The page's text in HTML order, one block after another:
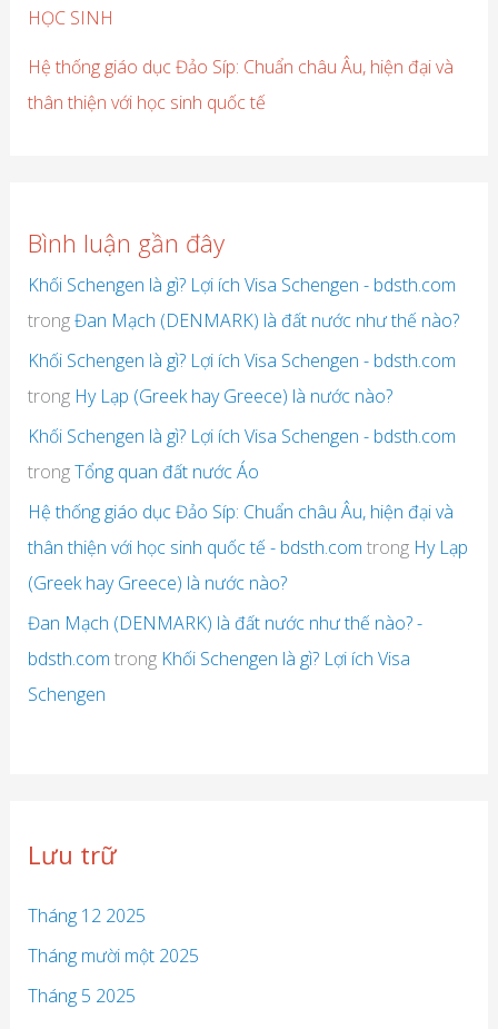
HỌC SINH
Hệ thống giáo dục Đảo Síp: Chuẩn châu Âu, hiện đại và
thân thiện với học sinh quốc tế
Bình luận gần đây
Khối Schengen là gì? Lợi ích Visa Schengen - bdsth.com
trongĐan Mạch (DENMARK) là đất nước như thế nào?
Khối Schengen là gì? Lợi ích Visa Schengen - bdsth.com
trong Hy Lạp (Greek hay Greece) là nước nào?
Khối Schengen là gì? Lợi ích Visa Schengen - bdsth.com
trongTổng quan đất nước Áo
Hệ thống giáo dục Đảo Síp: Chuẩn châu Âu, hiện đại và
thân thiện với học sinh quốc tế - bdsth.com trong Hy Lạp
(Greek hay Greece) là nước nào?
Đan Mạch (DENMARK) là đất nước như thế nào? -
bdsth.com trong Khối Schengen là gì? Lợi ích Visa
Schengen
Lưu trữ
Tháng 12 2025
Tháng mười một 2025
Tháng 5 2025